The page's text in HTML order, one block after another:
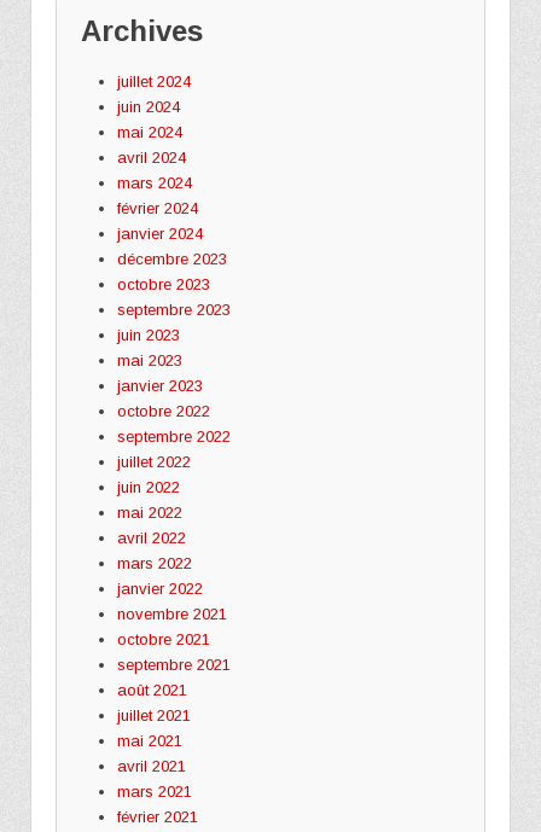
Archives
juillet 2024
juin 2024
mai 2024
avril 2024
mars 2024
février 2024
janvier 2024
décembre 2023
octobre 2023
septembre 2023
juin 2023
mai 2023
janvier 2023
octobre 2022
septembre 2022
juillet 2022
juin 2022
mai 2022
avril 2022
mars 2022
janvier 2022
novembre 2021
octobre 2021
septembre 2021
août 2021
juillet 2021
mai 2021
avril 2021
mars 2021
février 2021